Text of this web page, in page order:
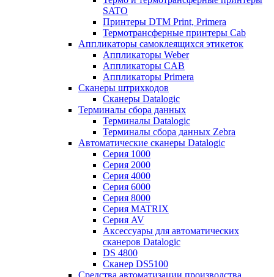
SATO
Принтеры DTM Print, Primera
Термотрансферные принтеры Cab
Аппликаторы самоклеящихся этикеток
Аппликаторы Weber
Аппликаторы CAB
Аппликаторы Primera
Сканеры штрихкодов
Сканеры Datalogic
Терминалы сбора данных
Терминалы Datalogic
Терминалы сбора данных Zebra
Автоматические сканеры Datalogic
Серия 1000
Серия 2000
Серия 4000
Серия 6000
Серия 8000
Серия MATRIX
Серия AV
Аксессуары для автоматических
сканеров Datalogic
DS 4800
Сканер DS5100
Средства автоматизации производства